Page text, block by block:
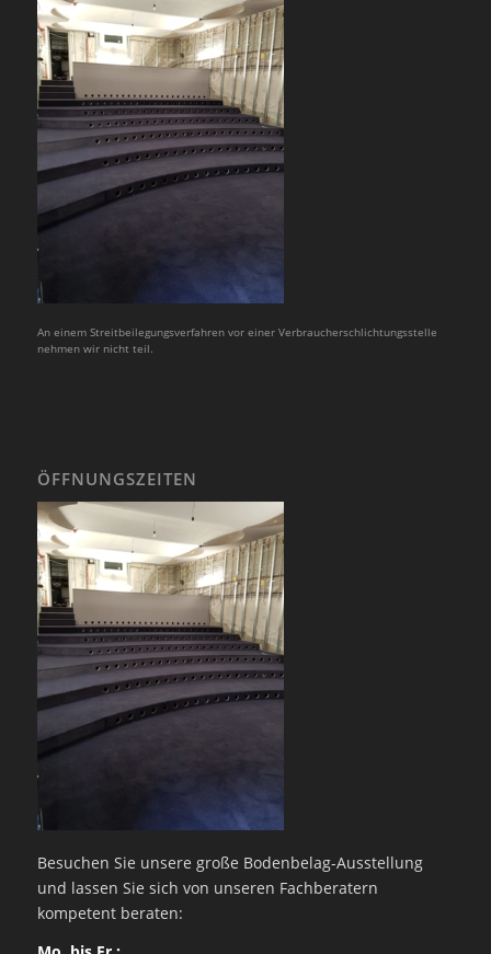
An einem Streitbeilegungsverfahren vor einer Verbraucherschlichtungsstelle
nehmen wir nicht teil.
ÖFFNUNGSZEITEN
Besuchen Sie unsere große Bodenbelag-Ausstellung
und lassen Sie sich von unseren Fachberatern
kompetent beraten: